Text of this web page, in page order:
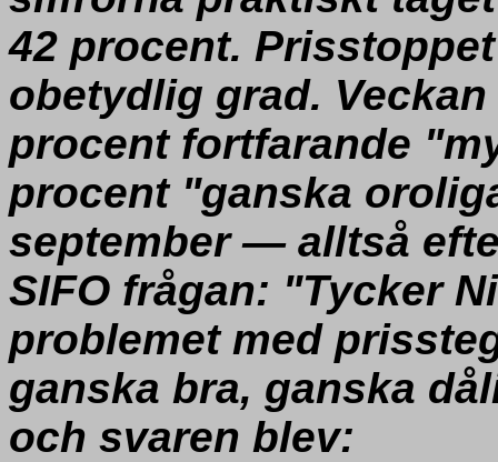
42 procent.
obetydlig grad.
procent fortfarande
procent "ganska
september — alltså
SIFO frågan: "Tycker
problemet med
ganska bra, ganska
och svaren blev: